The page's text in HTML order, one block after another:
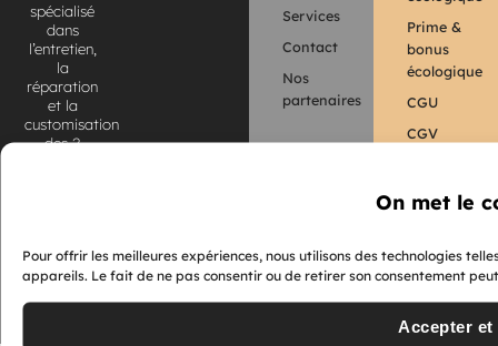
On met le
Pour offrir les meilleures expériences, nous utilisons des technologies
appareils. Le fait de ne pas consentir ou de retirer son consentement
Accepter et
spécialisé
dans
l’entretien,
la
réparation
et la
customisation
des 2
coordonnées
et nos
d’ouverture.
Services
Contact
Nos
partenaires
Prime &
bonus
écologique
CGU
CGV